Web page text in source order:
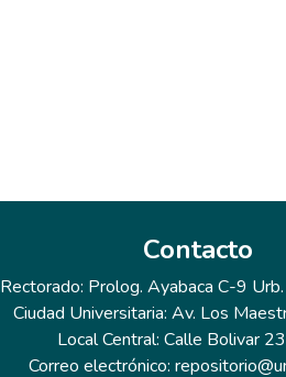
Contacto
Rectorado: Prolog. Ayabaca C-9 Urb.
Ciudad Universitaria: Av. Los
Local Central: Calle Bolivar
Correo electrónico: